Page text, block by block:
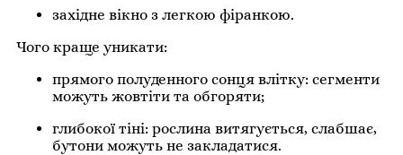
західне вікно з легкою фіранкою.
Чого краще уникати:
прямого полуденного сонця влітку: сегменти
можуть жовтіти та обгоряти;
глибокої тіні: рослина витягується, слабшає,
бутони можуть не закладатися.